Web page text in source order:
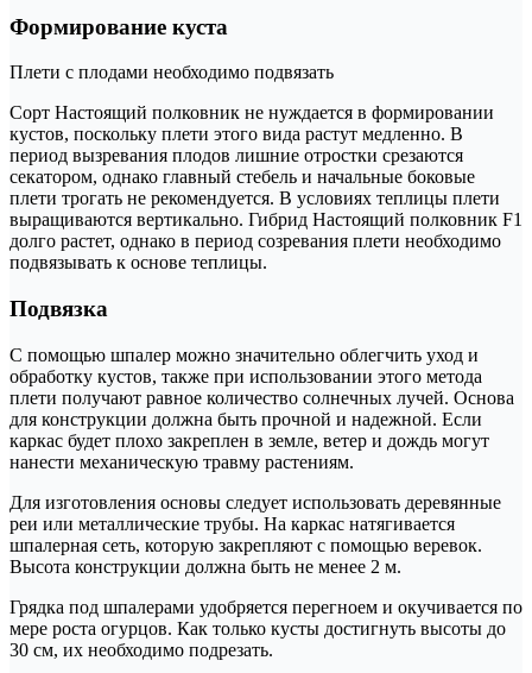
Формирование куста
Плети с плодами необходимо подвязать
Сорт Настоящий полковник не нуждается в формировании
кустов, поскольку плети этого вида растут медленно. В
период вызревания плодов лишние отростки срезаются
секатором, однако главный стебель и начальные боковые
плети трогать не рекомендуется. В условиях теплицы плети
выращиваются вертикально. Гибрид Настоящий полковник F1
долго растет, однако в период созревания плети необходимо
подвязывать к основе теплицы.
Подвязка
С помощью шпалер можно значительно облегчить уход и
обработку кустов, также при использовании этого метода
плети получают равное количество солнечных лучей. Основа
для конструкции должна быть прочной и надежной. Если
каркас будет плохо закреплен в земле, ветер и дождь могут
нанести механическую травму растениям.
Для изготовления основы следует использовать деревянные
реи или металлические трубы. На каркас натягивается
шпалерная сеть, которую закрепляют с помощью веревок.
Высота конструкции должна быть не менее 2 м.
Грядка под шпалерами удобряется перегноем и окучивается по
мере роста огурцов. Как только кусты достигнуть высоты до
30 см, их необходимо подрезать.